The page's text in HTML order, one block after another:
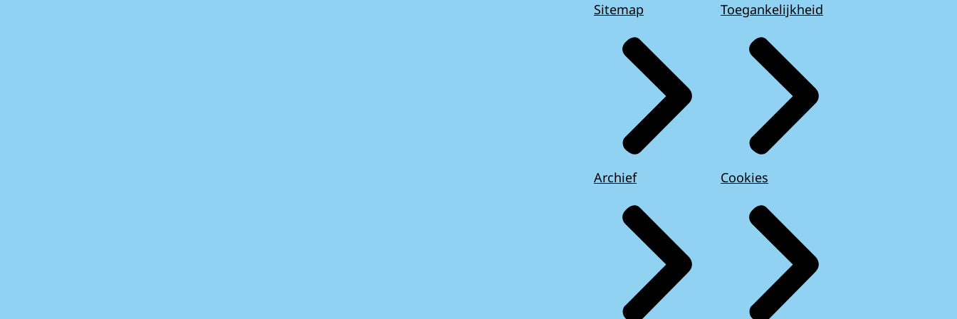
Sitemap
Archief
Toegankelijkheid
Cookies